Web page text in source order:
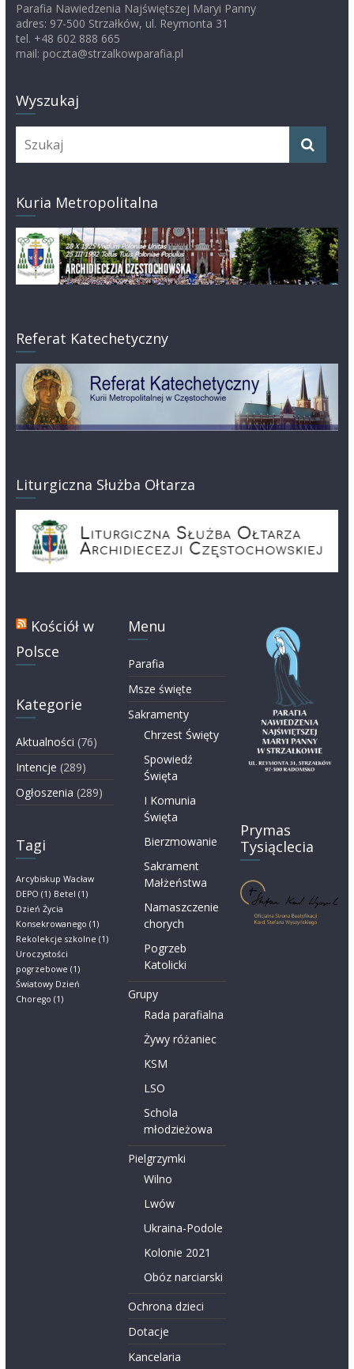
Parafia Nawiedzenia Najświętszej Maryi Panny
adres: 97-500 Strzałków, ul. Reymonta 31
tel. +48 602 888 665
mail: poczta@strzalkowparafia.pl
Wyszukaj
Kuria Metropolitalna
Referat Katechetyczny
Liturgiczna Służba Ołtarza
Kościół w
Polsce
Kategorie
Aktualności (76)
Intencje (289)
Ogłoszenia (289)
Tagi
Arcybiskup Wacław
DEPO (1) Betel (1)
Dzień Życia
Konsekrowanego (1)
Rekolekcje szkolne (1)
Uroczystości
pogrzebowe (1)
Światowy Dzień
Chorego (1)
Menu
Parafia
Msze święte
Sakramenty
Chrzest Święty
Spowiedź
Święta
I Komunia
Święta
Bierzmowanie
Sakrament
Małżeństwa
Namaszczenie
chorych
Pogrzeb
Katolicki
Grupy
Rada parafialna
Żywy różaniec
KSM
LSO
Schola
młodzieżowa
Pielgrzymki
Wilno
Lwów
Ukraina-Podole
Kolonie 2021
Obóz narciarski
Ochrona dzieci
Dotacje
Kancelaria
Prymas
Tysiąclecia